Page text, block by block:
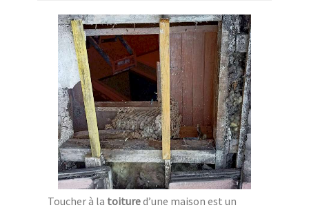
Toucher à la toitured’une maison est un